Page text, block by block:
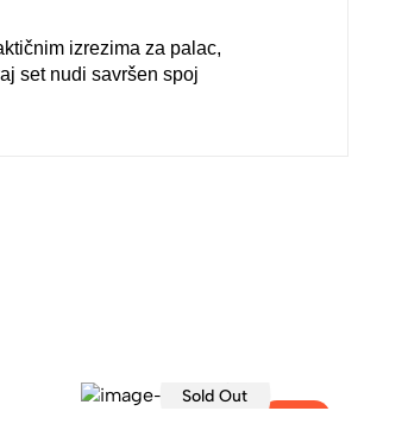
izrezima za palac,
set nudi savršen spoj
Sold Out